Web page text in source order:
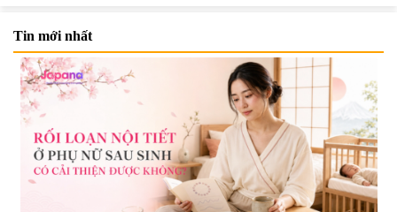
Viên uống bổ não Ribeto Shoji
Ichoha Ekisu Plus - 90 viên
57.920
1.450.000 đ
Viên nang uống cải thiện thị lực,
trí nhớ DHA + EPA + Flaxseed
Oil 30 viên/gói - Date 02/2027
|52.346
225.000 đ
Tin mới nhất